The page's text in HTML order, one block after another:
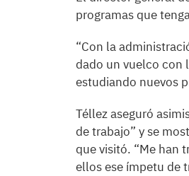
programas que
“Con la
dado un vuelco con
estudiando nuevos
Téllez aseguró
de trabajo” y se
que visitó. “Me han
ellos ese ímpetu de